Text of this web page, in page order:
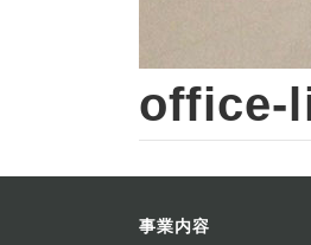
office-
事業内容